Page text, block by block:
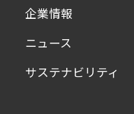
企業情報
ニュース
サステナビリティ